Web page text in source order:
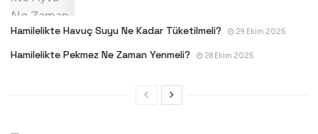
Hamilelikte Havuç Suyu Ne Kadar Tüketilmeli? 29 Ekim 2025
Hamilelikte Pekmez Ne Zaman Yenmeli? 28 Ekim 2025